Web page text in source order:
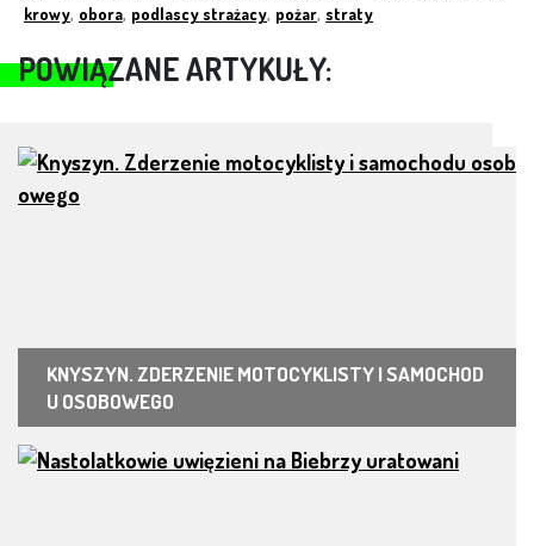
krowy, obora, podlascy strażacy, pożar, straty
POWIĄZANE ARTYKUŁY:
KNYSZYN. ZDERZENIE MOTOCYKLISTY I SAMOCHOD
U OSOBOWEGO